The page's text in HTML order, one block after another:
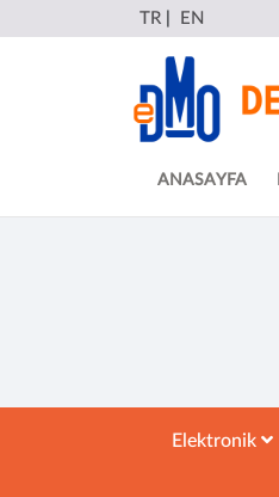
TR EN
ANASAYFA
Elektronik